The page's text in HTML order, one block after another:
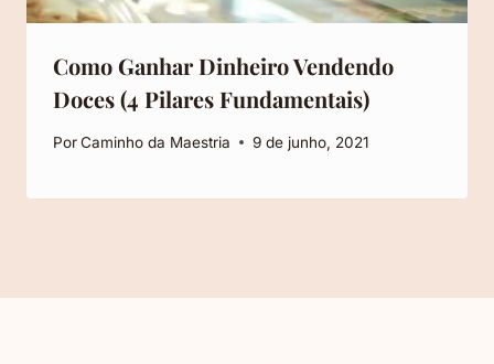
Como Ganhar Dinheiro Vendendo
Doces (4 Pilares Fundamentais)
PorCaminho da Maestria 9 de junho, 2021